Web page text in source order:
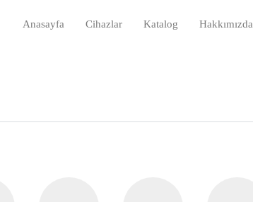
Anasayfa Cihazlar Katalog Hakkımızda